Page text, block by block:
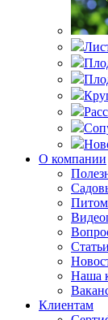
О компании
Статьи
Наша
Клиентам